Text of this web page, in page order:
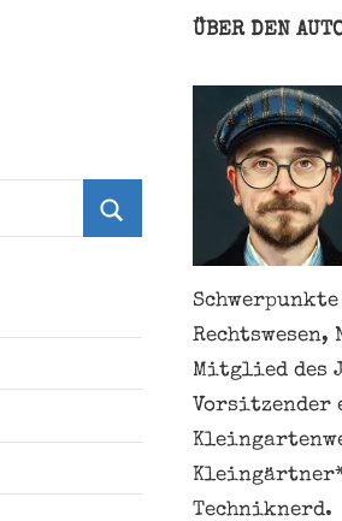
Suchen
Mitglied des
Vorsitzender
Techniknerd.